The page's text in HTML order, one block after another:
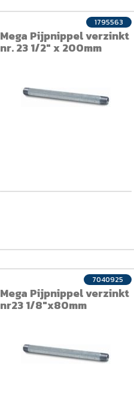
Mega Pijpnippel verzinkt
nr. 23 1/2" x 200mm
1795563
Mega Pijpnippel verzinkt
nr23 1/8"x80mm
7040925